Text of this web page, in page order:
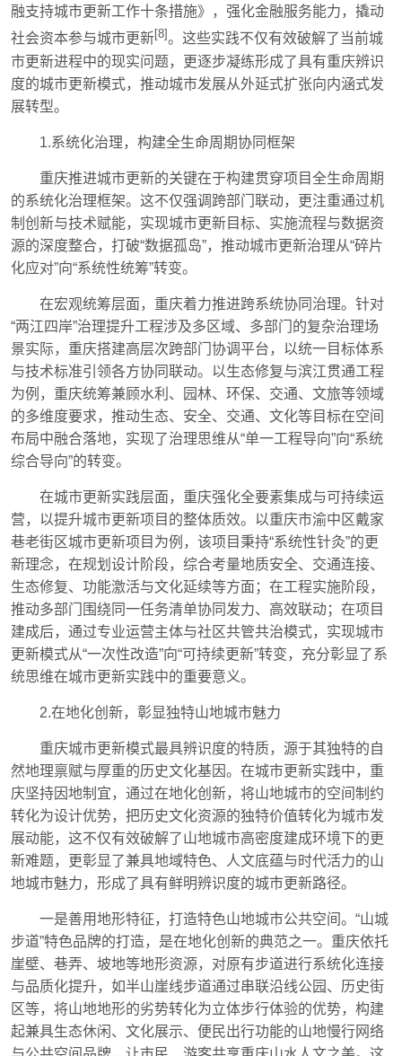
融支持城市更新工作十条措施》，强化金融服务能力，撬动
社会资本参与城市更新[8]。这些实践不仅有效破解了当前城
市更新进程中的现实问题，更逐步凝练形成了具有重庆辨识
度的城市更新模式，推动城市发展从外延式扩张向内涵式发
展转型。
1.系统化治理，构建全生命周期协同框架
重庆推进城市更新的关键在于构建贯穿项目全生命周期
的系统化治理框架。这不仅强调跨部门联动，更注重通过机
制创新与技术赋能，实现城市更新目标、实施流程与数据资
源的深度整合，打破“数据孤岛”，推动城市更新治理从“碎片
化应对”向“系统性统筹”转变。
在宏观统筹层面，重庆着力推进跨系统协同治理。针对
“两江四岸”治理提升工程涉及多区域、多部门的复杂治理场
景实际，重庆搭建高层次跨部门协调平台，以统一目标体系
与技术标准引领各方协同联动。以生态修复与滨江贯通工程
为例，重庆统筹兼顾水利、园林、环保、交通、文旅等领域
的多维度要求，推动生态、安全、交通、文化等目标在空间
布局中融合落地，实现了治理思维从“单一工程导向”向“系统
综合导向”的转变。
在城市更新实践层面，重庆强化全要素集成与可持续运
营，以提升城市更新项目的整体质效。以重庆市渝中区戴家
巷老街区城市更新项目为例，该项目秉持“系统性针灸”的更
新理念，在规划设计阶段，综合考量地质安全、交通连接、
生态修复、功能激活与文化延续等方面；在工程实施阶段，
推动多部门围绕同一任务清单协同发力、高效联动；在项目
建成后，通过专业运营主体与社区共管共治模式，实现城市
更新模式从“一次性改造”向“可持续更新”转变，充分彰显了系
统思维在城市更新实践中的重要意义。
2.在地化创新，彰显独特山地城市魅力
重庆城市更新模式最具辨识度的特质，源于其独特的自
然地理禀赋与厚重的历史文化基因。在城市更新实践中，重
庆坚持因地制宜，通过在地化创新，将山地城市的空间制约
转化为设计优势，把历史文化资源的独特价值转化为城市发
展动能，这不仅有效破解了山地城市高密度建成环境下的更
新难题，更彰显了兼具地域特色、人文底蕴与时代活力的山
地城市魅力，形成了具有鲜明辨识度的城市更新路径。
一是善用地形特征，打造特色山地城市公共空间。“山城
步道”特色品牌的打造，是在地化创新的典范之一。重庆依托
崖壁、巷弄、坡地等地形资源，对原有步道进行系统化连接
与品质化提升，如半山崖线步道通过串联沿线公园、历史街
区等，将山地地形的劣势转化为立体步行体验的优势，构建
起兼具生态休闲、文化展示、便民出行功能的山地慢行网络